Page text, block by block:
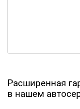
Расширенная
в нашем